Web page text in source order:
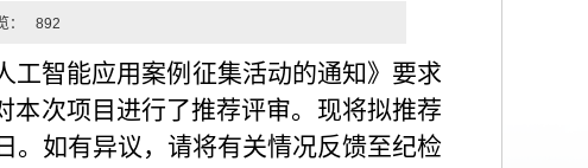
： 892
工智能应用案例征集活动的通知》要求
本次项目进行了推荐评审。现将拟推荐
。如有异议，请将有关情况反馈至纪检